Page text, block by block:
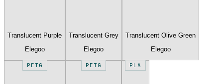
Translucent Purple
Elegoo
Translucent Grey
Elegoo
Translucent Olive Green
Elegoo
PETG PETG PLA